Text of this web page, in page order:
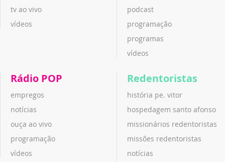
tv ao vivo
vídeos
podcast
programação
programas
vídeos
Rádio POP
empregos
notícias
ouça ao vivo
programação
vídeos
Redentoristas
história pe. vitor
hospedagem santo afonso
missionários redentoristas
missões redentoristas
notícias